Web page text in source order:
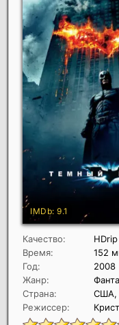
Качество:
HDrip
Время:
152
Год:
2008
Жанр:
Страна:
США,
Режиссер: